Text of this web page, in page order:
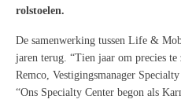
rolstoelen.
De samenwerking tussen Life &
jaren terug. “Tien jaar om precies
Remco, Vestigingsmanager Specialty
“Ons Specialty Center begon als